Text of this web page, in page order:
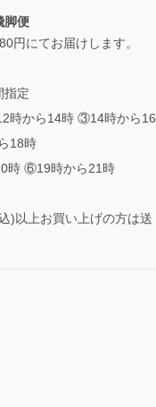
脚便
円にてお届けします。
指定
時から14時 ③14時から16
18時
時 ⑥19時から21時
)以上お買い上げの方は送